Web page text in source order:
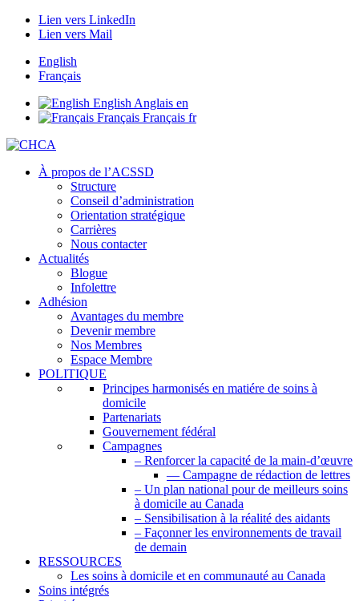
Lien vers LinkedIn
Lien vers Mail
English
Français
English Anglais en
Français Français fr
À propos de l’ACSSD
Structure
Conseil d’administration
Orientation stratégique
Carrières
Nous contacter
Actualités
Blogue
Infolettre
Adhésion
Avantages du membre
Devenir membre
Nos Membres
Espace Membre
POLITIQUE
Principes harmonisés en matiére de soins à
domicile
Partenariats
Gouvernement fédéral
Campagnes
– Renforcer la capacité de la main-d’œuvre
— Campagne de rédaction de lettres
– Un plan national pour de meilleurs soins
à domicile au Canada
– Sensibilisation à la réalité des aidants
– Façonner les environnements de travail
de demain
RESSOURCES
Les soins à domicile et en communauté au Canada
Soins intégrés